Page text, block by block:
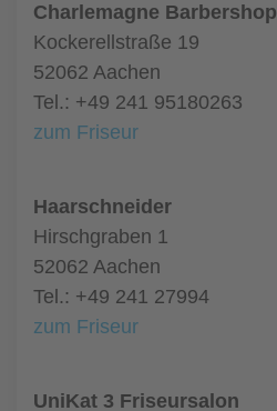
Charlemagne Barbershop
Kockerellstraße 19
52062 Aachen
Tel.: +49 241 95180263
zum Friseur
Haarschneider
Hirschgraben 1
52062 Aachen
Tel.: +49 241 27994
zum Friseur
UniKat 3 Friseursalon